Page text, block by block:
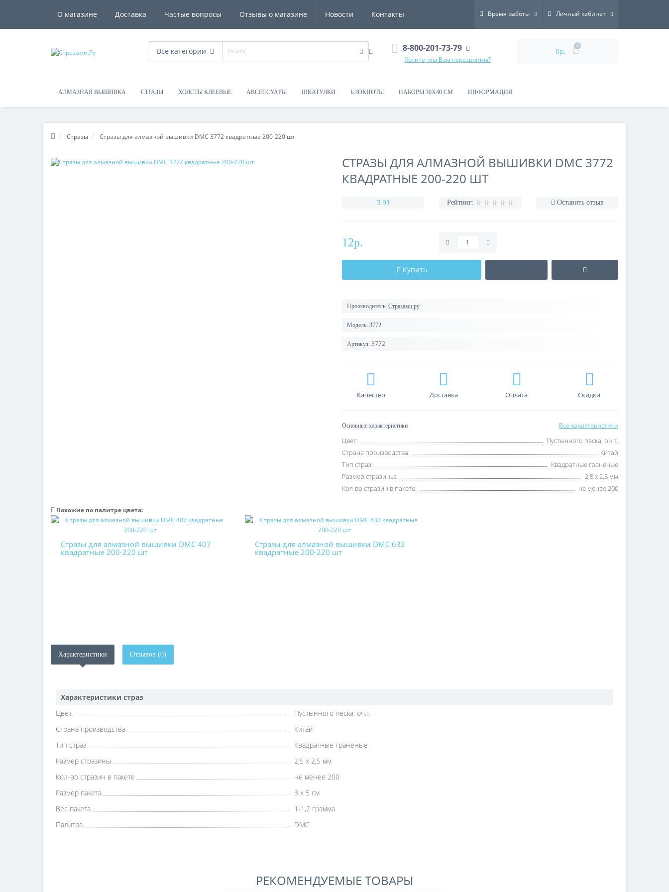
О магазине Доставка Частые вопросы Отзывы о магазине Новости Контакты Время работы Личный кабинет
Все категории 8-800-201-73-79
Хотите, мы Вам перезвоним?
0р.
0
АЛМАЗНАЯ ВЫШИВКА СТРАЗЫ ХОЛСТЫ КЛЕЕВЫЕ АКСЕССУАРЫ ШКАТУЛКИ БЛОКНОТЫ НАБОРЫ 30Х40 СМ ИНФОРМАЦИЯ
Стразы Стразы для алмазной вышивки DMC 3772 квадратные 200-220 шт
СТРАЗЫ ДЛЯ АЛМАЗНОЙ ВЫШИВКИ DMC 3772
КВАДРАТНЫЕ 200-220 ШТ
91 Рейтинг: Оставить отзыв
12р.
Купить
Производитель: Стразами.ру
Модель: 3772
Артикул: 3772
Качество Доставка Оплата Скидки
Основные характеристики Все характеристики
Цвет:
Пустынного песка, оч.т.
Страна производства:
Китай
Тип страз:
Квадратные гранёные
Размер стразины:
2,5 х 2,5 мм
Кол-во стразин в пакете:
не менее 200
Похожие по палитре цвета:
Стразы для алмазной вышивки DMC 407
квадратные 200-220 шт
Стразы для алмазной вышивки DMC 632
квадратные 200-220 шт
Характеристики Отзывов (0)
Характеристики страз
Цвет
Пустынного песка, оч.т.
Страна производства
Китай
Тип страз
Квадратные гранёные
Размер стразины
2,5 х 2,5 мм
Кол-во стразин в пакете
не менее 200
Размер пакета
3 х 5 см
Вес пакета
1-1,2 грамма
Палитра
DMC
РЕКОМЕНДУЕМЫЕ ТОВАРЫ